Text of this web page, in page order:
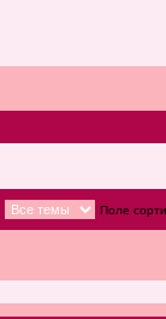
Поле